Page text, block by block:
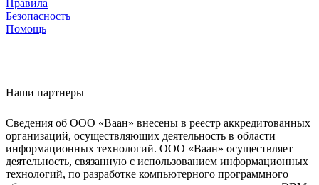
Правила
Безопасность
Помощь
Наши партнеры
Сведения об ООО «Ваан» внесены в реестр аккредитованных
организаций, осуществляющих деятельность в области
информационных технологий. ООО «Ваан» осуществляет
деятельность, связанную с использованием информационных
технологий, по разработке компьютерного программного